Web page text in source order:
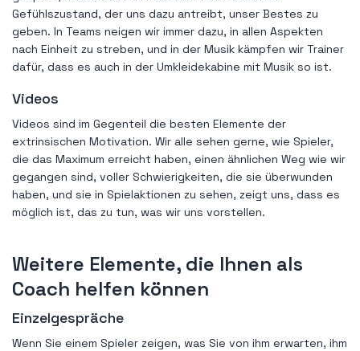
Gefühlszustand, der uns dazu antreibt, unser Bestes zu
geben. In Teams neigen wir immer dazu, in allen Aspekten
nach Einheit zu streben, und in der Musik kämpfen wir Trainer
dafür, dass es auch in der Umkleidekabine mit Musik so ist.
Videos
Videos sind im Gegenteil die besten Elemente der
extrinsischen Motivation. Wir alle sehen gerne, wie Spieler,
die das Maximum erreicht haben, einen ähnlichen Weg wie wir
gegangen sind, voller Schwierigkeiten, die sie überwunden
haben, und sie in Spielaktionen zu sehen, zeigt uns, dass es
möglich ist, das zu tun, was wir uns vorstellen.
Weitere Elemente, die Ihnen als
Coach helfen können
Einzelgespräche
Wenn Sie einem Spieler zeigen, was Sie von ihm erwarten, ihm